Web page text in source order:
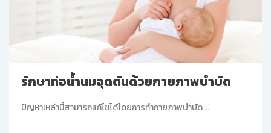
รักษาท่อน้ำนมอุดตันด้วยกายภาพบำบัด
ปัญหาเหล่านี้สามารถแก้ไขได้โดยการทำกายภาพบำบัด …